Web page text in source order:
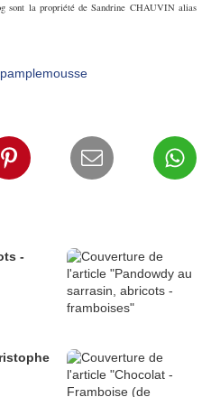
sont la propriété de Sandrine CHAUVIN alias
-